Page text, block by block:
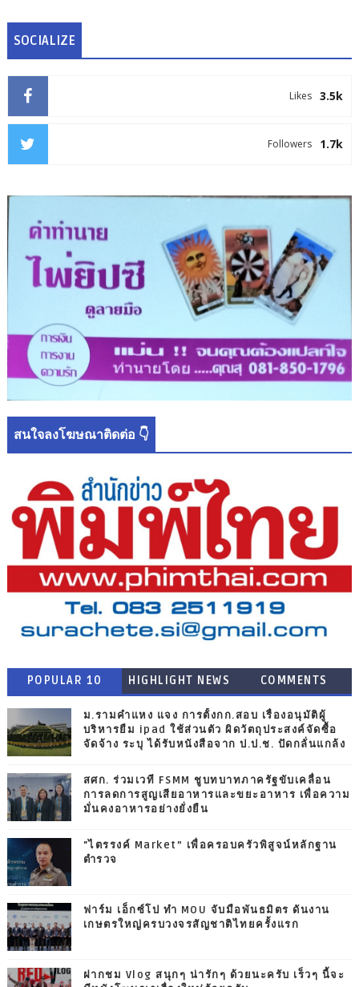
SOCIALIZE
3.5k
Likes
1.7k
Followers
สนใจลงโฆษณาติดต่อ 👇
POPULAR 10 HIGHLIGHT NEWS COMMENTS
ม.รามคำแหง แจง การตั้งกก.สอบ เรื่องอนุมัติผู้
บริหารยืม ipad ใช้ส่วนตัว ผิดวัตถุประสงค์จัดซื้อ
จัดจ้าง ระบุ ได้รับหนังสือจาก ป.ป.ช. ปัดกลั่นแกล้ง
สศก. ร่วมเวที FSMM ชูบทบาทภาครัฐขับเคลื่อน
การลดการสูญเสียอาหารและขยะอาหาร เพื่อความ
มั่นคงอาหารอย่างยั่งยืน
"ไตรรงค์ Market” เพื่อครอบครัวพิสูจน์หลักฐาน
ตำรวจ
ฟาร์ม เอ็กซ์โป ทำ MOU จับมือพันธมิตร ดันงาน
เกษตรใหญ่ครบวงจรสัญชาติไทยครั้งแรก
ฝากชม Vlog สนุกๆ น่ารักๆ ด้วยนะครับ เร็วๆ นี้จะ